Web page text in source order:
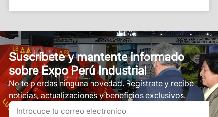
Suscríbete y mantente informado
sobre Expo Perú Industrial
No te pierdas ninguna novedad. Regístrate y recibe
noticias, actualizaciones y beneficios exclusivos.